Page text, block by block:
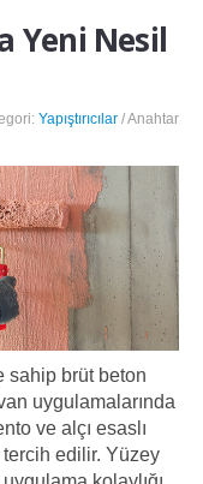
Yeni Nesil
Yapıştırıcılar / Anahtar
sahip brüt beton
uygulamalarında
ve alçı esaslı
tercih edilir. Yüzey